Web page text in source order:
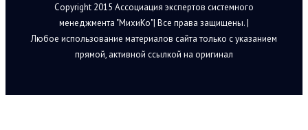
Copyright 2015 Ассоциация экспертов системного
менеджмента "МихиКо"| Все права защищены. |
Любое использование материалов сайта только с указанием
прямой, активной ссылкой на оригинал